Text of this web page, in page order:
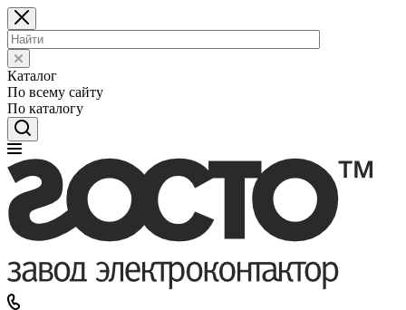
Каталог
По всему сайту
По каталогу